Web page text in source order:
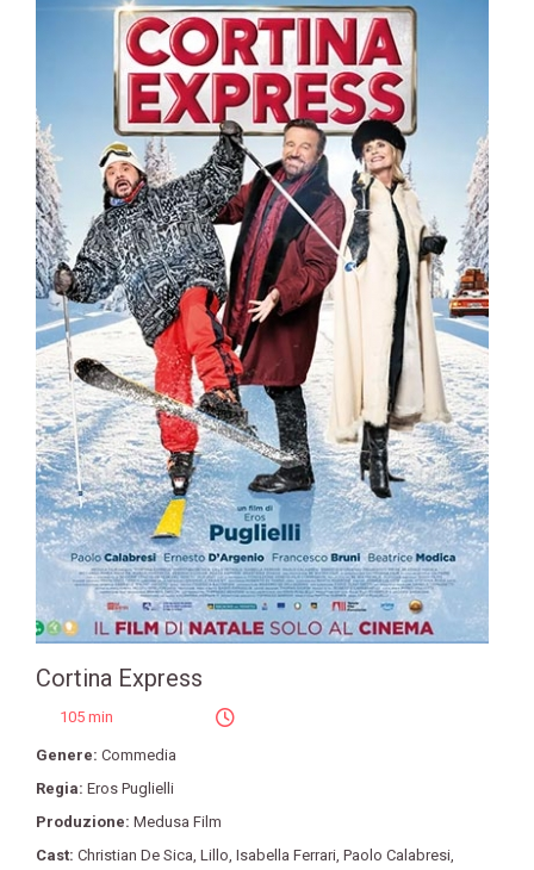
Cortina Express
105 min
Genere: Commedia
Regia: Eros Puglielli
Produzione: Medusa Film
Cast: Christian De Sica, Lillo, Isabella Ferrari, Paolo Calabresi,